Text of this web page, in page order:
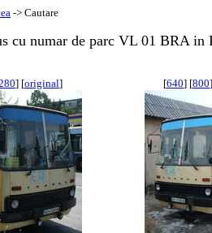
-> Cautare
cu numar de parc VL 01 BRA in
] [original] [640] [800